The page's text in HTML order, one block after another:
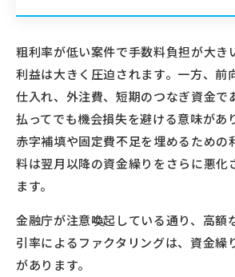
粗利率が低い案件で手数料負担が大き
利益は大きく圧迫されます。一方、前
仕入れ、外注費、短期のつなぎ資金で
払ってでも機会損失を避ける意味があ
赤字補填や固定費不足を埋めるための
料は翌月以降の資金繰りをさらに悪化
ます。
金融庁が注意喚起している通り、高額
引率によるファクタリングは、資金繰
があります。